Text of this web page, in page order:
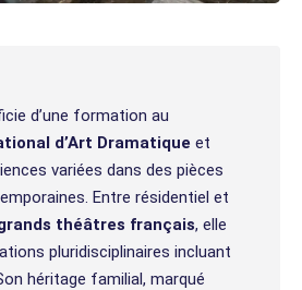
d’une formation au
d’Art Dramatique et
variées dans des pièces
Entre résidentiel et
théâtres français, elle
pluridisciplinaires incluant
héritage familial, marqué